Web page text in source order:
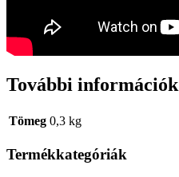
További információk
Tömeg 0,3 kg
Termékkategóriák